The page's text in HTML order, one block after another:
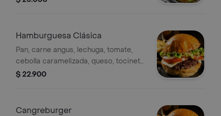
Hamburguesa Clásica
Pan, carne angus, lechuga, tomate,
cebolla caramelizada, queso, tocineta
y salsa de la casa. Acompañada con
$ 22.900
Cangreburger